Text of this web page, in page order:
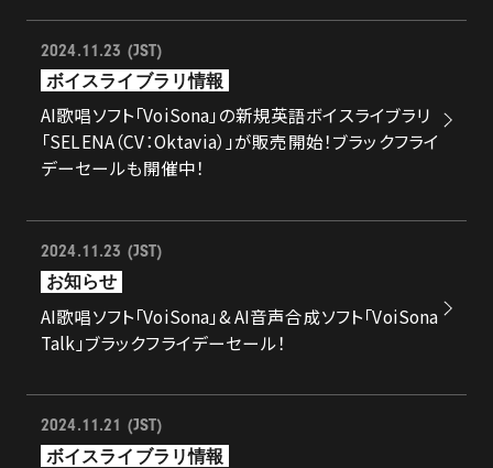
2024.11.23 (JST)
ボイスライブラリ情報
AI歌唱ソフト「VoiSona」の新規英語ボイスライブラリ
「SELENA（CV：Oktavia）」が販売開始！ブラックフライ
デーセールも開催中！
2024.11.23 (JST)
お知らせ
AI歌唱ソフト「VoiSona」& AI音声合成ソフト「VoiSona
Talk」ブラックフライデーセール！
2024.11.21 (JST)
ボイスライブラリ情報